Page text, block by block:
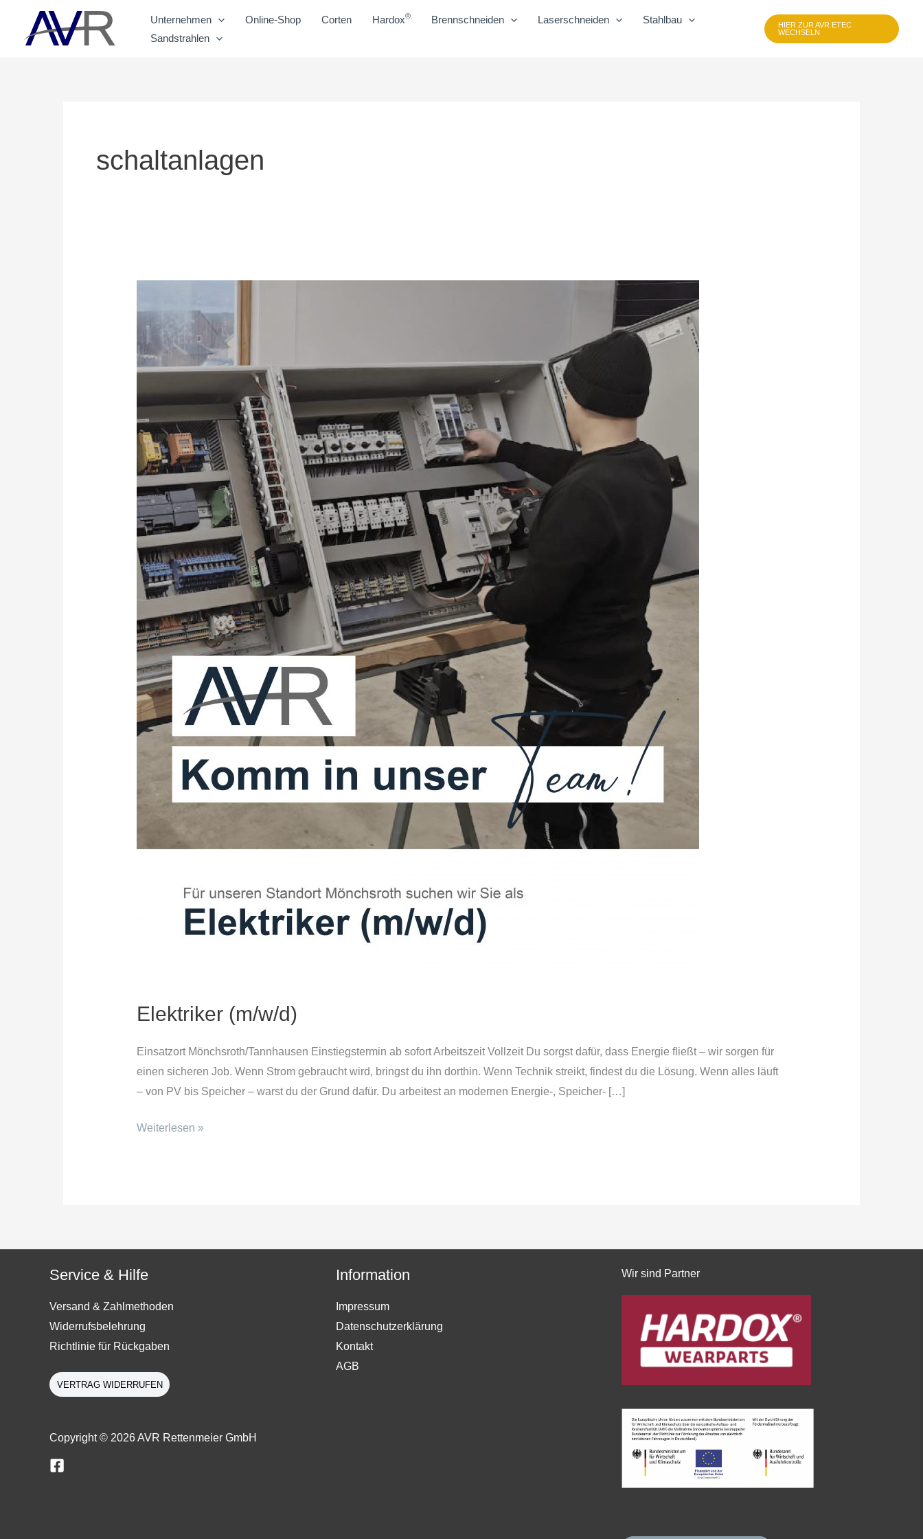
springen
Unternehmen Online-Shop Corten Hardox® Brennschneiden Laserschneiden
Stahlbau
Sandstrahlen
HIER ZUR AVR ETEC
WECHSELN
schaltanlagen
Elektriker (m/w/d)
Einsatzort Mönchsroth/Tannhausen Einstiegstermin ab sofort Arbeitszeit Vollzeit Du sorgst dafür, dass Energie fließt – wir sorgen für
einen sicheren Job. Wenn Strom gebraucht wird, bringst du ihn dorthin. Wenn Technik streikt, findest du die Lösung. Wenn alles läuft
– von PV bis Speicher – warst du der Grund dafür. Du arbeitest an modernen Energie‑, Speicher‑ […]
(m/w/d)
Weiterlesen »
Service & Hilfe
Versand & Zahlmethoden
Widerrufsbelehrung
Richtlinie für Rückgaben
VERTRAG WIDERRUFEN
Copyright © 2026 AVR Rettenmeier GmbH
Information
Impressum
Datenschutzerklärung
Kontakt
AGB
Wir sind Partner